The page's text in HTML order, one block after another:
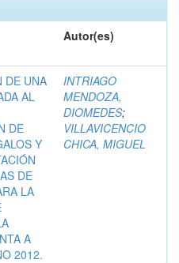
Autor(es)
DE UNA
AL
DE
Y
DE
LA
A
2012.
INTRIAGO
MENDOZA,
DIOMEDES;
VILLAVICENCIO
CHICA, MIGUEL